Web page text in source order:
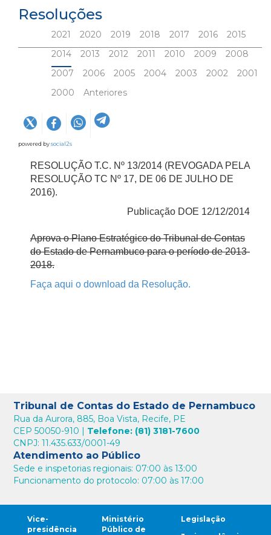
Resoluções
2021 2020 2019 2018 2017 2016
2015
2014
2013 2012 2011 2010 2009
2008
2007
2006 2005 2004 2003 2002
2001
2000
Anteriores
powered bysocial2s
RESOLUÇÃO T.C. Nº 13/2014 (REVOGADA PELA
RESOLUÇÃO TC Nº 17, DE 06 DE JULHO DE
2016).
Publicação DOE 12/12/2014
Aprova o Plano Estratégico do Tribunal de Contas
do Estado de Pernambuco para o período de 2013-
2018.
Faça aqui o download da Resolução.
Tribunal de Contas do Estado de Pernambuco
Rua da Aurora, 885, Boa Vista, Recife, PE
CEP 50050-910 | Telefone: (81) 3181-7600
CNPJ: 11.435.633/0001-49
Atendimento ao Público
Sede e inspetorias regionais: 07:00 às 13:00
Funcionamento do protocolo: 07:00 às 17:00
Vice-
presidência
Ministério
Público de
Legislação